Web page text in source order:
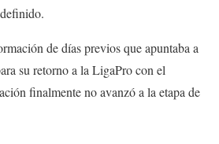
de días previos que apuntaba a
su retorno a la LigaPro con el
finalmente no avanzó a la etapa de